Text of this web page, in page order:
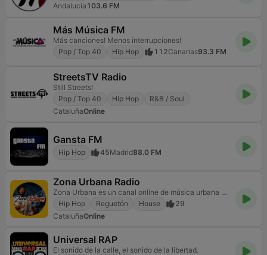
Andalucía 103.6 FM
Más Música FM
Más canciones! Menos interrupciones!
Pop / Top 40
Hip Hop 112Canarias93.3 FM
StreetsTV Radio
Still Streets!
Pop / Top 40
Hip Hop
R&B / Soul
CataluñaOnline
Gansta FM
Hip Hop 45Madrid88.0 FM
Zona Urbana Radio
Zona Urbana es un canal online de música urbana que se emite desde Barcelona España a todo el mundo.
Hip Hop
Reguetón House
29
CataluñaOnline
Universal RAP
El sonido de la calle, el sonido de la libertad.